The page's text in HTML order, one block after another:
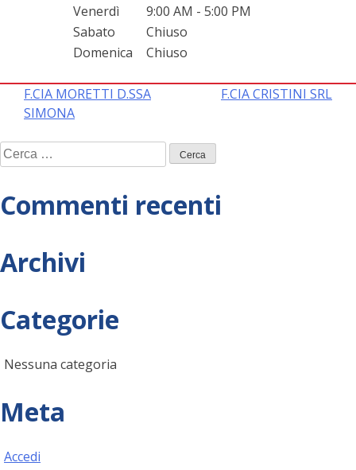
Venerdì
9:00 AM - 5:00 PM
Sabato
Chiuso
Domenica
Chiuso
Navigazione
articoli
F.CIA MORETTI D.SSA
SIMONA
F.CIA CRISTINI SRL
Ricerca
per:
Commenti recenti
Archivi
Categorie
Nessuna categoria
Meta
Accedi